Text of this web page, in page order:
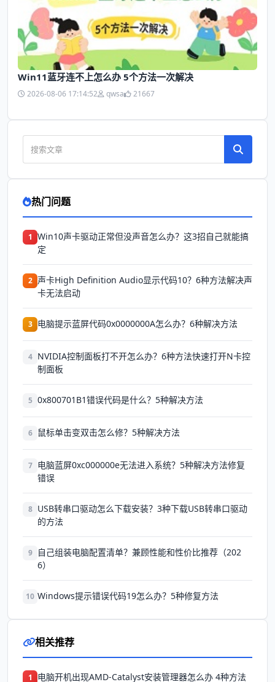
Win11蓝牙连不上怎么办 5个方法一次解决
2026-08-06 17:14:52 qwsa 21667
热门问题
1 Win10声卡驱动正常但没声音怎么办？这3招自己就能搞
定
2 声卡High Definition Audio显示代码10？6种方法解决声
卡无法启动
3 电脑提示蓝屏代码0x0000000A怎么办？6种解决方法
4 NVIDIA控制面板打不开怎么办？6种方法快速打开N卡控
制面板
5 0x800701B1错误代码是什么？5种解决方法
6 鼠标单击变双击怎么修？5种解决方法
7 电脑蓝屏0xc000000e无法进入系统？5种解决方法修复
错误
8 USB转串口驱动怎么下载安装？3种下载USB转串口驱动
的方法
9
自己组装电脑配置清单？兼顾性能和性价比推荐（202
6）
10 Windows提示错误代码19怎么办？5种修复方法
相关推荐
1
电脑开机出现AMD-Catalyst安装管理器怎么办 4种方法